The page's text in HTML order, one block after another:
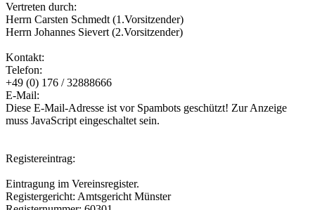
Vertreten durch:
Herrn Carsten Schmedt (1.Vorsitzender)
Herrn Johannes Sievert (2.Vorsitzender)
Kontakt:
Telefon:
+49 (0) 176 / 32888666
E-Mail:
Diese E-Mail-Adresse ist vor Spambots geschützt! Zur Anzeige
muss JavaScript eingeschaltet sein.
Registereintrag:
Eintragung im Vereinsregister.
Registergericht: Amtsgericht Münster